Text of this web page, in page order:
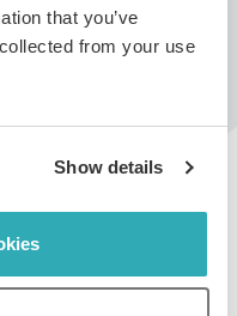
that you’ve
from your use
Show details
los gastos de
no hay gastos
solución para
de un enlace
un correo electrónico.
descarga.